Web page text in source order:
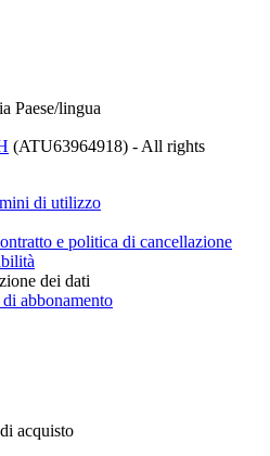
Paese/lingua
(ATU63964918) - All rights
di utilizzo
e politica di cancellazione
dei dati
abbonamento
acquisto